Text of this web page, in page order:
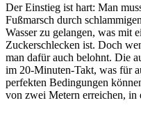
Der Einstieg ist hart: Man
Fußmarsch durch
Wasser zu gelangen, was mit
Zuckerschlecken ist. Doch
man dafür auch belohnt. Die
im 20-Minuten-Takt, was für
perfekten Bedingungen
von zwei Metern erreichen, in